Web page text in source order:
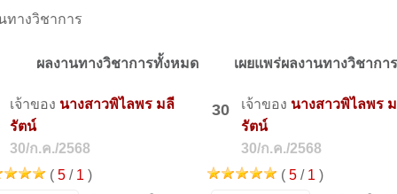
ทางวิชาการ
ผลงานทางวิชาการทั้งหมด เผยแพร่ผลงานทางวิชากา
เจ้าของ นางสาวพิไลพร มลี
รัตน์
30/ก.ค./2568
( 5 / 1 )
30 เจ้าของ นางสาวพิไลพร
รัตน์
30/ก.ค./2568
( 5 / 1 )